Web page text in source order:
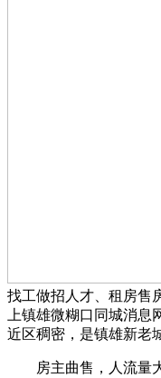
找工做招人才、租房售
上镇雄微糊口同城消息
近区稠密，是镇雄新老
房主曲售，人流量大